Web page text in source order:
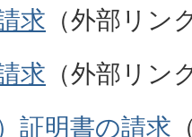
求 （外部リン
求 （外部リン
証明書の請求